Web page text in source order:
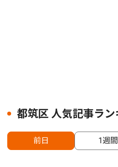
都筑区 人気記事ラン
前日 1週間